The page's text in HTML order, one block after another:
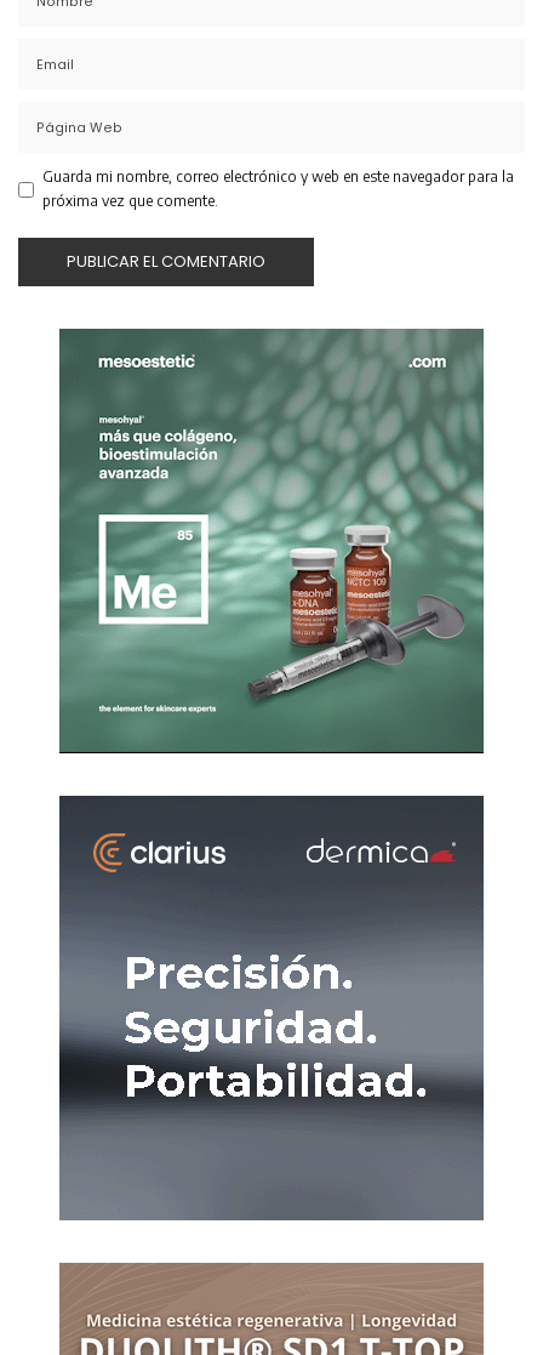
Guarda mi nombre, correo electrónico y web en este navegador para la
próxima vez que comente.